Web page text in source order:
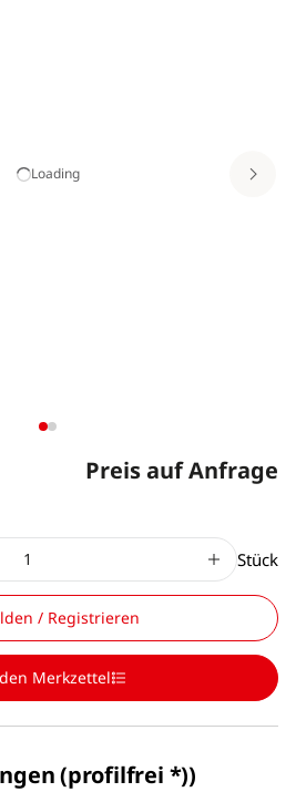
Loading
Preis auf Anfrage
Stück
/ Registrieren
Merkzettel
(profilfrei *))